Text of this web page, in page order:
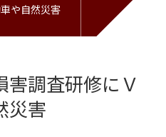
や自然災害
調査研修にＶ
災害